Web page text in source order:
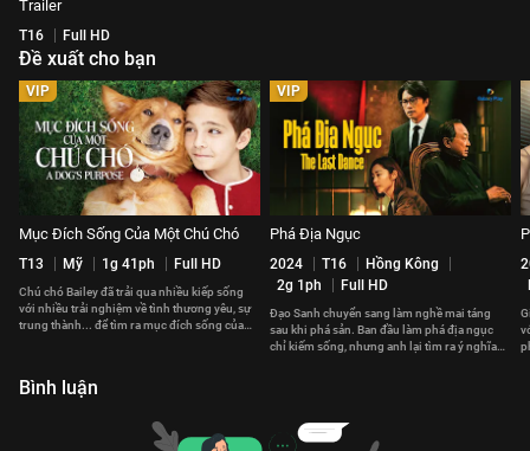
Trailer
T16 Full HD
Đề xuất cho bạn
VIP
Mục Đích Sống Của Một Chú Chó
T13 Mỹ 1g 41ph Full HD
Chú chó Bailey đã trải qua nhiều kiếp sống
với nhiều trải nghiệm về tình thương yêu, sự
trung thành... để tìm ra mục đích sống của
VIP
Phá Địa Ngục
2024 T16
Hồng Kông
2g 1ph
Full HD
Đạo Sanh chuyển sang làm nghề mai táng
sau khi phá sản. Ban đầu làm phá địa ngục
chỉ kiếm sống, nhưng anh lại tìm ra ý nghĩa
Bình luận